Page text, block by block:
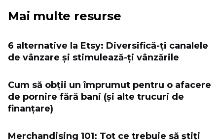
Mai multe resurse
6 alternative la Etsy: Diversifică-ți canalele
de vânzare și stimulează-ți vânzările
Cum să obții un împrumut pentru o afacere
de pornire fără bani (și alte trucuri de
finanțare)
Merchandising 101: Tot ce trebuie să știți